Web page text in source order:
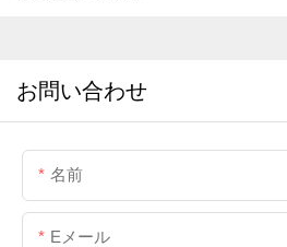
お問い合わせ
名前
Eメール